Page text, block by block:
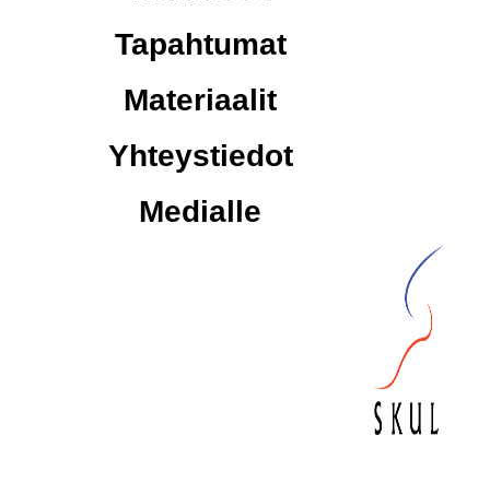
Tapahtumat
Materiaalit
Yhteystiedot
Medialle